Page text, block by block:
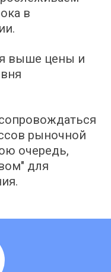
в
выше цены и
рыночной
очередь,
для